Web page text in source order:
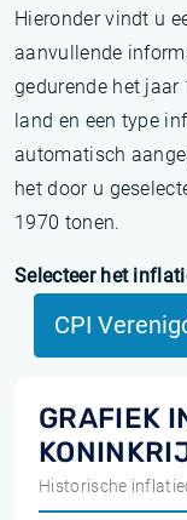
Hieronder vindt u
aanvullende
gedurende het jaar
land en een type
automatisch
het door u
1970 tonen.
Selecteer het
CPI
GRAFIEK
Historische